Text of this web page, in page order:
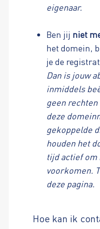
eigenaar.
Ben jij niet
het domein,
je de
Dan is jouw
inmiddels
geen
deze
gekoppelde
houden het
tijd actief
voorkomen.
deze pagina.
Hoe kan ik